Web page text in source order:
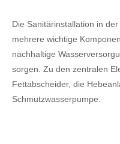
Die Sanitärinstallation in
mehrere wichtige
nachhaltige
sorgen. Zu den zentralen
Fettabscheider, die
Schmutzwasserpumpe.